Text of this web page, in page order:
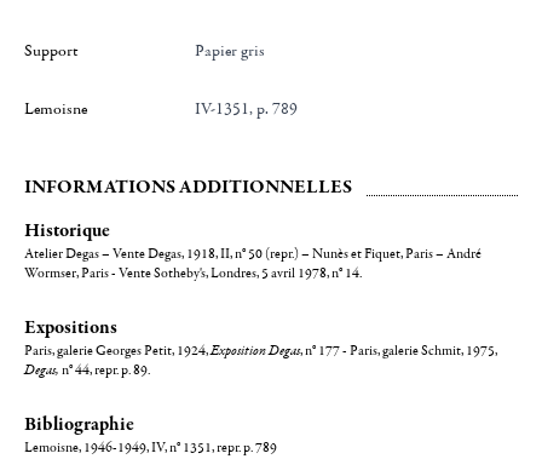
Support Papier gris
Lemoisne IV-1351, p. 789
INFORMATIONS ADDITIONNELLES
Historique
Atelier Degas – Vente Degas, 1918, II, n° 50 (repr.) – Nunès et Fiquet, Paris – André
Wormser, Paris - Vente Sotheby's, Londres, 5 avril 1978, n° 14.
Expositions
Paris, galerie Georges Petit, 1924,Exposition Degas, n° 177 - Paris, galerie Schmit, 1975,
Degas, n° 44, repr. p. 89.
Bibliographie
Lemoisne, 1946-1949, IV, n° 1351, repr. p. 789